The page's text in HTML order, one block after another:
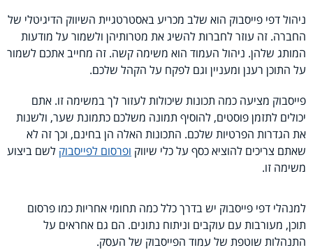
ניהול דפי פייסבוק הוא שלב מכריע באסטרטגיית השיווק הדיגיטלי של
החברה. זה עוזר לחברות להשיג את מטרותיהן ולשמור על מודעות
המותג שלהן. ניהול העמוד הוא משימה קשה. זה מחייב אתכם לשמור
על התוכן רענן ומעניין וגם לפקח על הקהל שלכם.
פייסבוק מציעה כמה תכונות שיכולות לעזור לך במשימה זו. אתם
יכולים לתזמן פוסטים, להוסיף תמונה משלכם כתמונת שער, ולשנות
את הגדרות הפרטיות שלכם. התכונות האלה הן בחינם, וכך זה לא
שאתם צריכים להוציא כסף על כלי שיווק ופרסום לפייסבוקלשם ביצוע
משימה זו.
למנהלי דפי פייסבוק יש בדרך כלל כמה תחומי אחריות כמו פרסום
תוכן, מעורבות עם עוקבים וניתוח נתונים. הם גם אחראים על
התנהלות שוטפת של עמוד הפייסבוק של העסק.